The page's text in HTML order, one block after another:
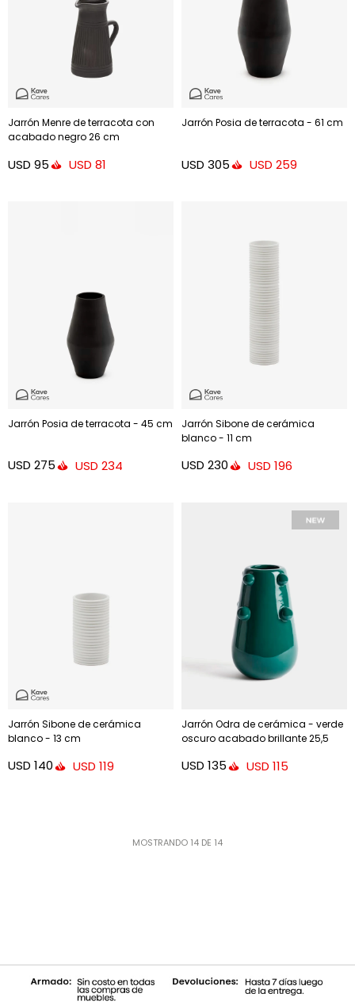
Jarrón Menre de terracota con
acabado negro 26 cm
USD 95 USD 81
Jarrón Posia de terracota - 61 cm
USD 305 USD 259
Jarrón Posia de terracota - 45 cm
USD 275 USD 234
Jarrón Sibone de cerámica
blanco - 11 cm
USD 230 USD 196
Jarrón Sibone de cerámica
blanco - 13 cm
USD 140 USD 119
Jarrón Odra de cerámica - verde
oscuro acabado brillante 25,5
USD 135 USD 115
MOSTRANDO 14 DE 14